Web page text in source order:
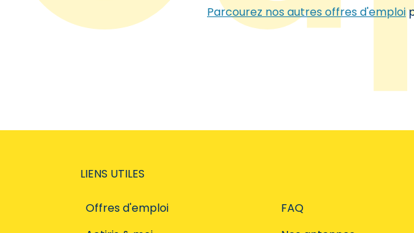
Parcourez nos autres offres d'emploi
LIENS UTILES
Offres d'emploi
FAQ